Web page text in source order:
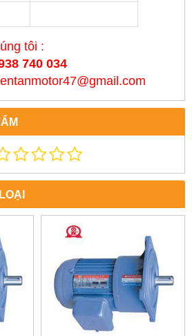
tôi :
740 034